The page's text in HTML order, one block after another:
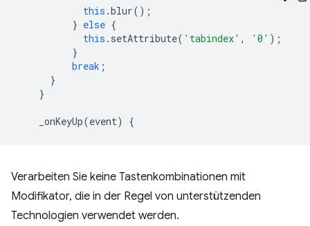
this .blur();
} else {
this . setAttribute( 'tabindex' , '0' );
}
break ;
}
}
_onKeyUp(event) {
Verarbeiten Sie keine Tastenkombinationen mit
Modifikator, die in der Regel von unterstützenden
Technologien verwendet werden.